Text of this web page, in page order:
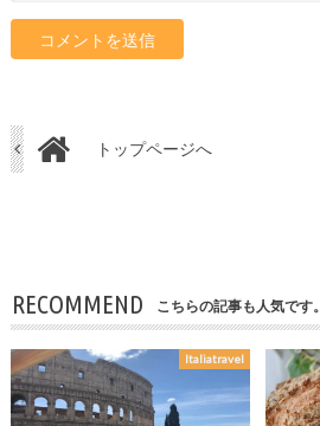
トップページへ
RECOMMEND こちらの記事も人気です。
Italiatravel